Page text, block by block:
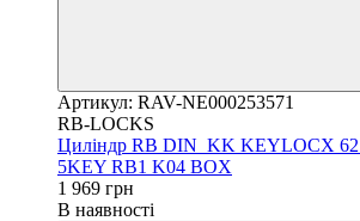
Артикул: RAV-NE000253571
RB-LOCKS
Циліндр RB DIN_KK KEYLOCX
5KEY RB1 K04 BOX
1 969 грн
В наявності